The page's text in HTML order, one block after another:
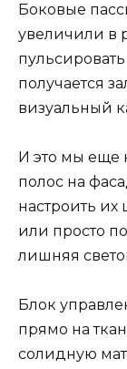
Боковые
увеличили в
получается
визуальный
И это мы еще
полос на
настроить их
или просто
лишняя
Блок
прямо на
солидную